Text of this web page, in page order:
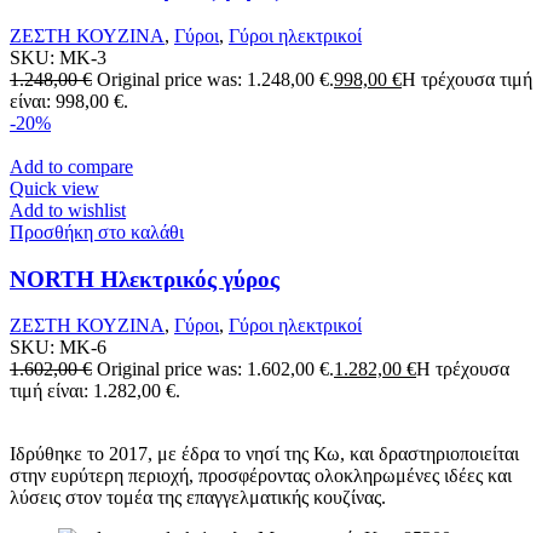
ΖΕΣΤΗ ΚΟΥΖΙΝΑ, Γύροι, Γύροι ηλεκτρικοί
SKU: MK-3
1.248,00€ Original price was: 1.248,00 €.998,00 €Η τρέχουσα τιμή
είναι: 998,00 €.
-20%
Add to compare
Quick view
Add to wishlist
Προσθήκη στο καλάθι
NORTH Ηλεκτρικός γύρος
ΖΕΣΤΗ ΚΟΥΖΙΝΑ, Γύροι, Γύροι ηλεκτρικοί
SKU: MK-6
1.602,00€ Original price was: 1.602,00 €.1.282,00 €Η τρέχουσα
τιμή είναι: 1.282,00 €.
Ιδρύθηκε το 2017, με έδρα το νησί της Κω, και δραστηριοποιείται
στην ευρύτερη περιοχή, προσφέροντας ολοκληρωμένες ιδέες και
λύσεις στον τομέα της επαγγελματικής κουζίνας.